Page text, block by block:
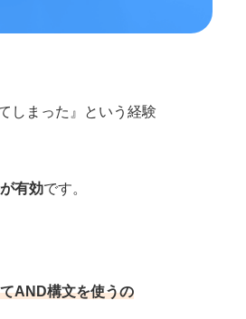
しまった』という経験
有効です。
AND構文を使うの